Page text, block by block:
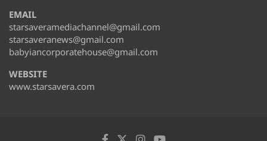
EMAIL
starsaveramediachannel@gmail.com
starsaveranews@gmail.com
babyiancorporatehouse@gmail.com
WEBSITE
www.starsavera.com